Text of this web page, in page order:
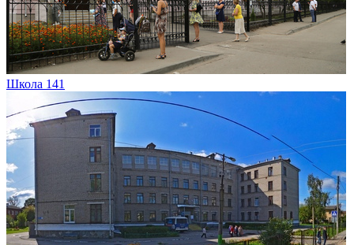
Школа 141